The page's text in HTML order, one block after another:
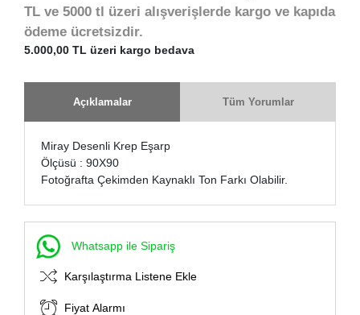
TL ve 5000 tl üzeri alışverişlerde kargo ve kapıda
ödeme ücretsizdir.
5.000,00 TL üzeri kargo bedava
Açıklamalar Tüm Yorumlar
Miray Desenli Krep Eşarp
Ölçüsü : 90X90
Fotoğrafta Çekimden Kaynaklı Ton Farkı Olabilir.
Whatsapp ile Sipariş
Karşılaştırma Listene Ekle
Fiyat Alarmı